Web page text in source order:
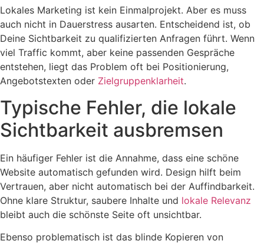
Lokales Marketing ist kein Einmalprojekt. Aber es muss
auch nicht in Dauerstress ausarten. Entscheidend ist, ob
Deine Sichtbarkeit zu qualifizierten Anfragen führt. Wenn
viel Traffic kommt, aber keine passenden Gespräche
entstehen, liegt das Problem oft bei Positionierung,
Angebotstexten oder Zielgruppenklarheit.
Typische Fehler, die lokale
Sichtbarkeit ausbremsen
Ein häufiger Fehler ist die Annahme, dass eine schöne
Website automatisch gefunden wird. Design hilft beim
Vertrauen, aber nicht automatisch bei der Auffindbarkeit.
Ohne klare Struktur, saubere Inhalte und lokale Relevanz
bleibt auch die schönste Seite oft unsichtbar.
Ebenso problematisch ist das blinde Kopieren von